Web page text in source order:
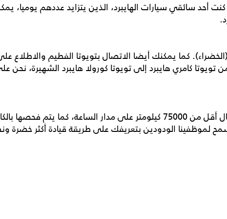
أحد سائقي سيارات الهايبرد، الذين يتزايد عددهم يوميا،
كما يمكنك أيضا الاتصال بتويوتا الفطيم والاطلاع
تويوتا كامري هايبرد إلىتويوتا كورولا هايبرد الشهيرة، نحن
يبلغ عمر جميع سيارات الهايبرد لدينا أقل من أربع سنوات، وعدد أميال أقل من 75000 كيلومتر على مدار
لموظفينا الودودين بتعريفك على طريقة قيادة أكثر خضرة